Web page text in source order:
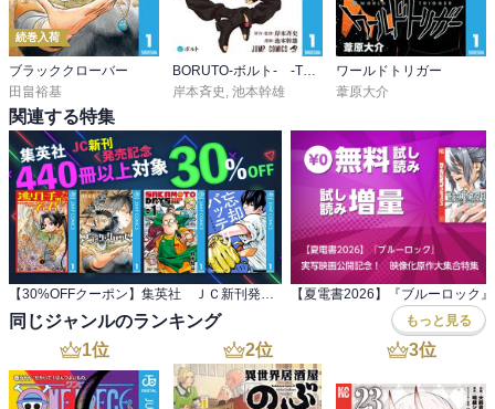
続巻入荷
ブラッククローバー
田畠裕基
BORUTO-ボルト- -TWO BLUE VORTEX-
岸本斉史 , 池本幹雄
ワールドトリガー
葦原大介
関連する特集
【30%OFFクーポン】集英社 ＪＣ新刊発売記念 440冊以上対象
同じジャンルのランキング もっと見る
1位 2位 3位